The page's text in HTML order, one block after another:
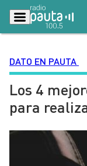
Podcasts
Lo Último
Ciudad
Radio en vivo
DATO EN PAUTA
Los 4
para